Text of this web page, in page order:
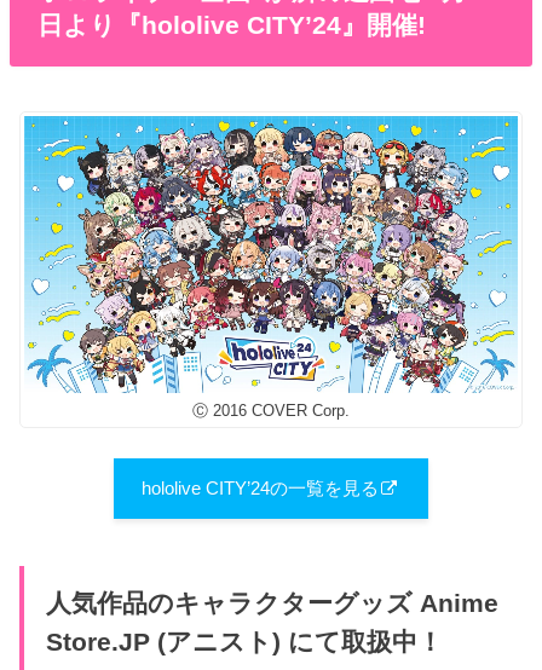
日より『hololive CITY’24』開催!
Ⓒ 2016 COVER Corp.
hololive CITY’24の一覧を見る
人気作品のキャラクターグッズ Anime
Store.JP (アニスト) にて取扱中！